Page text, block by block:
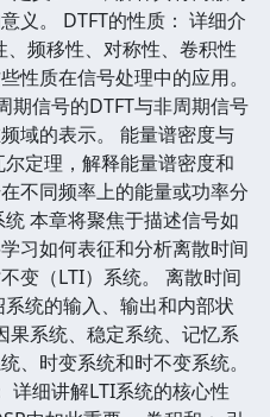
义。 DTFT的性质： 详细介
、频移性、对称性、卷积性
性质在信号处理中的应用。
期信号的DTFT与非周期信号
域的表示。 能量谱密度与
定理，解释能量谱密度和
不同频率上的能量或功率分
本章将聚焦于描述信号如
习如何表征和分析离散时间
变（LTI）系统。 离散时间
统的输入、输出和内部状
果系统、稳定系统、记忆系
、时变系统和时不变系统。
详细讲解LTI系统的核心性